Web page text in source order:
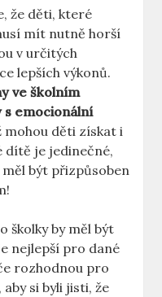
že děti, které
mít nutně horší
v určitých
lepších výkonů.
ve školním
s emocionální
mohou děti získat i
dítě je jedinečné,
být přizpůsoben
školky by měl být
nejlepší pro dané
rozhodnou pro
si byli jisti, že